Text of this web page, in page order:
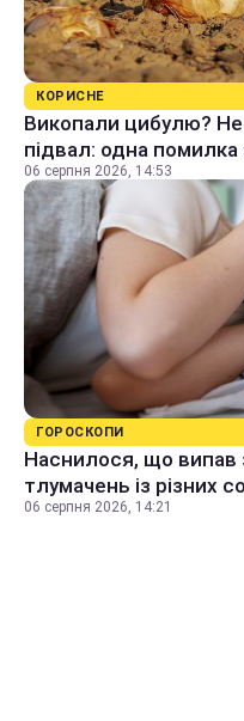
КОРИСНЕ
Викопали цибулю? Не
підвал: одна помилка
06 серпня 2026, 14:53
ГОРОСКОПИ
Наснилося, що випав
тлумачень із різних
06 серпня 2026, 14:21